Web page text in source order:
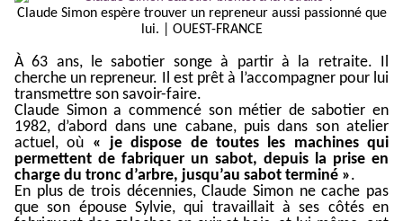
Claude Simon espère trouver un repreneur aussi passionné que
lui. | OUEST-FRANCE
À 63 ans, le sabotier songe à partir à la retraite. Il
cherche un repreneur. Il est prêt à l’accompagner pour lui
transmettre son savoir-faire.
Claude Simon a commencé son métier de sabotier en
1982, d’abord dans une cabane, puis dans son atelier
actuel, où « je dispose de toutes les machines qui
permettent de fabriquer un sabot, depuis la prise en
charge du tronc d’arbre, jusqu’au sabot terminé ».
En plus de trois décennies, Claude Simon ne cache pas
que son épouse Sylvie, qui travaillait à ses côtés en